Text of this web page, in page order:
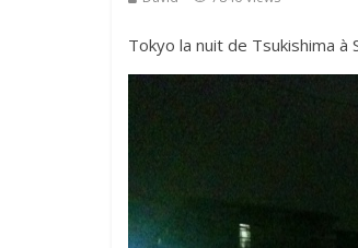
Tokyo la nuit de Tsukishima à